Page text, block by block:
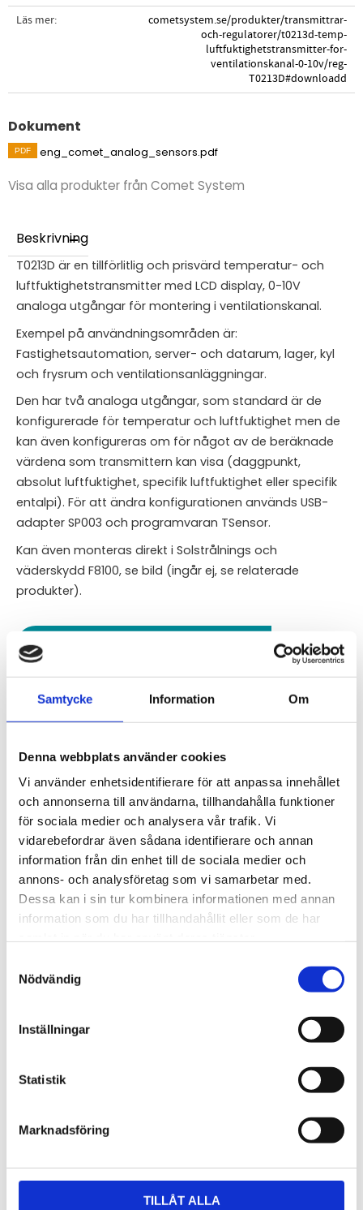
Samtycke Information Om
Denna webbplats använder cookies
Vi använder enhetsidentifierare för att anpassa innehållet
och annonserna till användarna, tillhandahålla funktioner
för sociala medier och analysera vår trafik. Vi
vidarebefordrar även sådana identifierare och annan
information från din enhet till de sociala medier och
annons- och analysföretag som vi samarbetar med.
Dessa kan i sin tur kombinera informationen med annan
information som du har tillhandahållit eller som de har
Nödvändig
Inställningar
Statistik
Marknadsföring
TILLÅT ALLA
Läs mer
cometsystem.se/produkter/transmittrar-
och-regulatorer/t0213d-temp-
luftfuktighetstransmitter-for-
ventilationskanal-0-10v/reg-
T0213D#downloadd
Dokument
eng_comet_analog_sensors.pdf
Visa alla produkter från Comet System
Beskrivning
T0213D är en tillförlitlig och prisvärd temperatur- och
luftfuktighetstransmitter med LCD display, 0-10V
analoga utgångar för montering i ventilationskanal.
Exempel på användningsområden är:
Fastighetsautomation, server- och datarum, lager, kyl
och frysrum och ventilationsanläggningar.
Den har två analoga utgångar, som standard är de
konfigurerade för temperatur och luftfuktighet men de
kan även konfigureras om för något av de beräknade
värdena som transmittern kan visa (daggpunkt,
absolut luftfuktighet, specifik luftfuktighet eller specifik
entalpi). För att ändra konfigurationen används USB-
adapter SP003 och programvaran TSensor.
Kan även monteras direkt i Solstrålnings och
väderskydd F8100, se bild (ingår ej, se relaterade
produkter).
STÄLL EN FRÅGA OM PRODUKTEN
Teknisk specifikation
Omdömen
Du